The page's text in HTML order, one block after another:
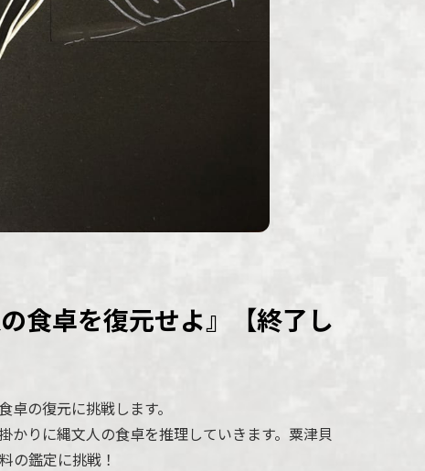
食卓を復元せよ』【終了し
の復元に挑戦します。
かりに縄文人の食卓を推理していきます。粟津貝
の鑑定に挑戦！